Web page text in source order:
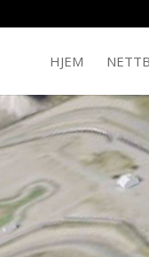
HJEM